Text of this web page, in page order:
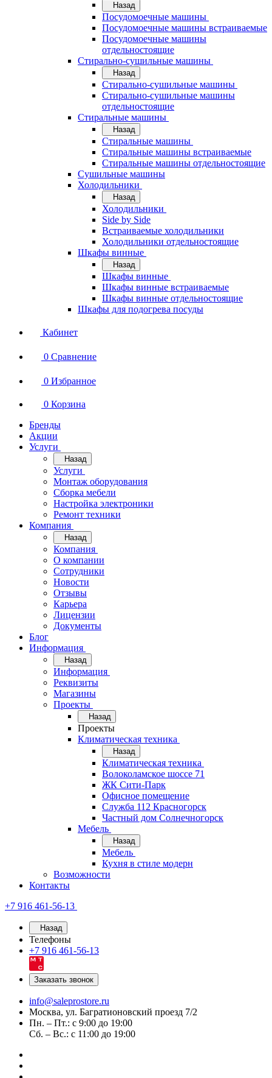
Назад
Посудомоечные машины
Посудомоечные машины встраиваемые
Посудомоечные машины
отдельностоящие
Стирально-сушильные машины
Назад
Стирально-сушильные машины
Стирально-сушильные машины
отдельностоящие
Стиральные машины
Назад
Стиральные машины
Стиральные машины встраиваемые
Стиральные машины отдельностоящие
Сушильные машины
Холодильники
Назад
Холодильники
Side by Side
Встраиваемые холодильники
Холодильники отдельностоящие
Шкафы винные
Назад
Шкафы винные
Шкафы винные встраиваемые
Шкафы винные отдельностоящие
Шкафы для подогрева посуды
Кабинет
0 Сравнение
0 Избранное
0 Корзина
Бренды
Акции
Услуги
Назад
Услуги
Монтаж оборудования
Сборка мебели
Настройка электроники
Ремонт техники
Компания
Назад
Компания
О компании
Сотрудники
Новости
Отзывы
Карьера
Лицензии
Документы
Блог
Информация
Назад
Информация
Реквизиты
Магазины
Проекты
Назад
Проекты
Климатическая техника
Назад
Климатическая техника
Волоколамское шоссе 71
ЖК Сити-Парк
Офисное помещение
Служба 112 Красногорск
Частный дом Солнечногорск
Мебель
Назад
Мебель
Кухня в стиле модерн
Возможности
Контакты
+7 916 461-56-13
Назад
Телефоны
+7 916 461-56-13
Заказать звонок
info@saleprostore.ru
Москва, ул. Багратионовский проезд 7/2
Пн. – Пт.: с 9:00 до 19:00
Сб. – Вс.: с 11:00 до 19:00